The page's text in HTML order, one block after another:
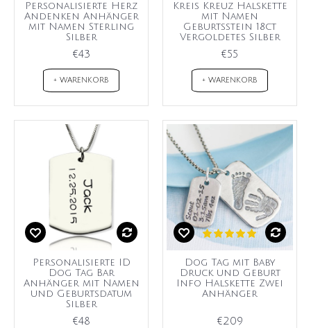
Personalisierte Herz
Andenken Anhänger
mit Namen Sterling
Silber
€43
+ WARENKORB
Kreis Kreuz Halskette
mit Namen
Geburtsstein 18ct
Vergoldetes Silber
€55
+ WARENKORB
Personalisierte ID
Dog Tag Bar
Anhänger mit Namen
und Geburtsdatum
Silber
€48
Dog Tag mit Baby
Druck und Geburt
Info Halskette Zwei
Anhänger
€209